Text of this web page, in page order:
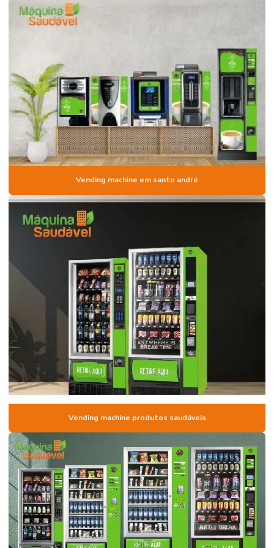
Empresa de aluguel de máquina de alimentos saudáveis
Empresa de locação de máquina de snacks em são paulo
Empresa que vende insumos para máquina de snacks
Empresa de vending machine
Empresas de micro market
Insumos para máquina de café
Insumos para máquina de café vending
Lanches naturais em vending machine
Locação e comodato de vending machine de alimentos saudáveis
Locação de máquina de alimentos saudáveis
Locação de máquina de café campinas
Locação de máquina de café para empresas
Locação de máquina de café para escritório
Locação de máquina de café expresso e chocolate para escritório
Locação de máquina de café são paulo
Locação de máquina de snacks
Locação vending machine
Máquina de autoatendimento em campinas
Maquina de cafe expresso para universidades
Máquina de lanches comodato
Máquina de snack para alugar
Vending machine em santo andré
Vending machine produtos saudáveis